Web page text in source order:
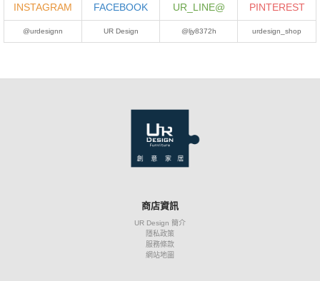
INSTAGRAM FACEBOOK UR_LINE@ PINTEREST
@urdesignn UR Design @ljy8372h urdesign_shop
商店資訊
UR Design 簡介
隱私政策
服務條款
網站地圖